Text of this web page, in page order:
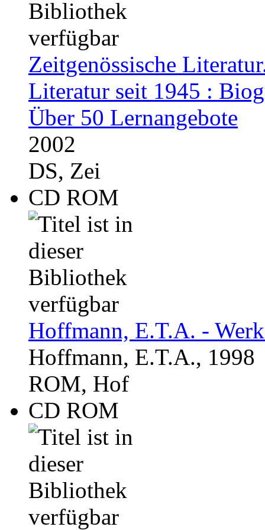
Zeitgenössische
Literatur seit 1945 :
Über 50 Lernangebote
2002
DS, Zei
CD ROM
Hoffmann, E.T.A. -
Hoffmann, E.T.A., 1998
ROM, Hof
CD ROM